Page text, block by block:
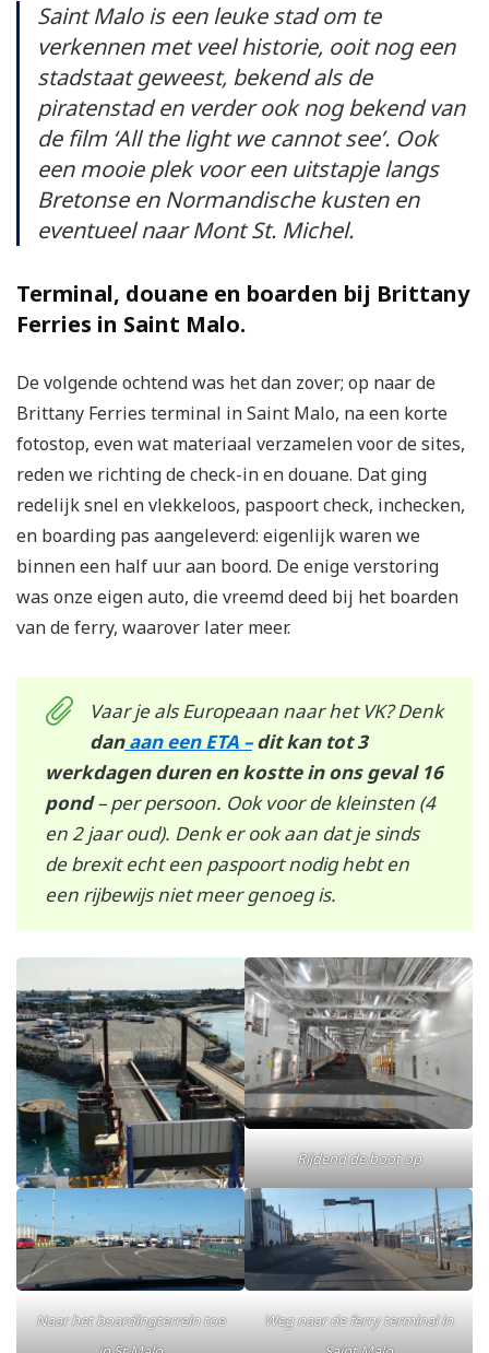
Saint Malo is een leuke stad om te
verkennen met veel historie, ooit nog een
stadstaat geweest, bekend als de
piratenstad en verder ook nog bekend van
de film ‘All the light we cannot see’. Ook
een mooie plek voor een uitstapje langs
Bretonse en Normandische kusten en
eventueel naar Mont St. Michel.
Terminal, douane en boarden bij Brittany
Ferries in Saint Malo.
De volgende ochtend was het dan zover; op naar de
Brittany Ferries terminal in Saint Malo, na een korte
fotostop, even wat materiaal verzamelen voor de sites,
reden we richting de check-in en douane. Dat ging
redelijk snel en vlekkeloos, paspoort check, inchecken,
en boarding pas aangeleverd: eigenlijk waren we
binnen een half uur aan boord. De enige verstoring
was onze eigen auto, die vreemd deed bij het boarden
van de ferry, waarover later meer.
Vaar je als Europeaan naar het VK? Denk
danaan een ETA –dit kan tot 3
werkdagen duren en kostte in ons geval 16
pond– per persoon. Ook voor de kleinsten (4
en 2 jaar oud). Denk er ook aan dat je sinds
de brexit echt een paspoort nodig hebt en
een rijbewijs niet meer genoeg is.
Rijdend de boot op
Naar het boardingterrein toe
Weg naar de ferry terminal in